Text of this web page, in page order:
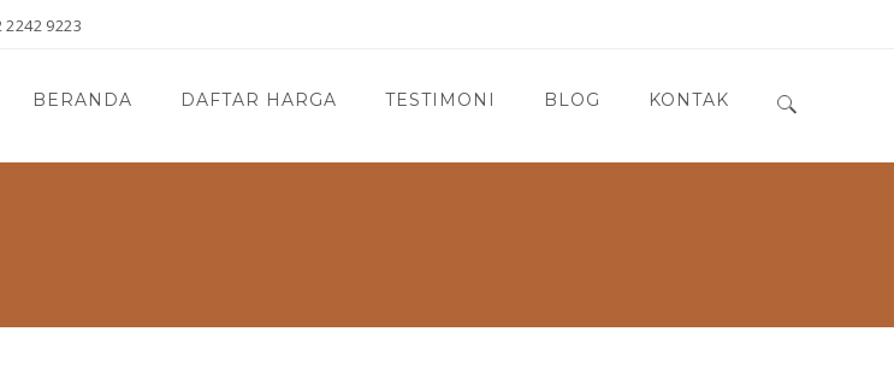
2242 9223
BERANDA DAFTAR HARGA TESTIMONI BLOG KONTAK